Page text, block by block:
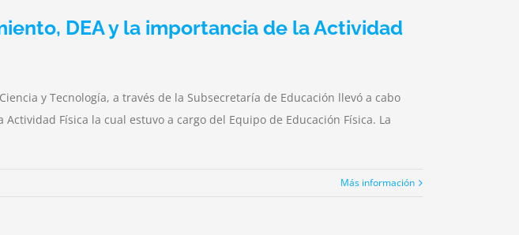
DEA y la importancia de la Actividad
y Tecnología, a través de la Subsecretaría de Educación llevó a cabo
Física la cual estuvo a cargo del Equipo de Educación Física. La
Más información